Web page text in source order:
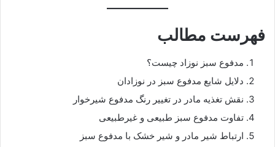
فهرست مطالب
مدفوع سبز نوزاد چیست؟
دلایل شایع مدفوع سبز در نوزادان
نقش تغذیه مادر در تغییر رنگ مدفوع شیرخوار
تفاوت مدفوع سبز طبیعی و غیرطبیعی
ارتباط شیر مادر و شیر خشک با مدفوع سبز